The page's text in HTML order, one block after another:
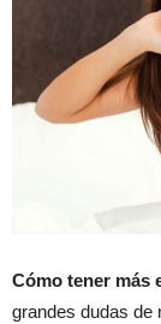
Cómo tener más
grandes dudas de